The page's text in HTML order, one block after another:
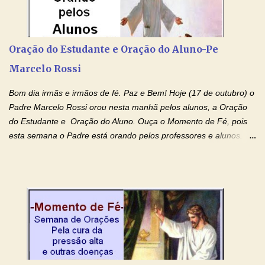
Rossi Site Padre Marcelo Rossi (para ouvir o Momento de Fé)
Tocai, Cura! E Restaura! "Jesus, no poder de Seu Nome, peço
gerações, através de todas as raízes da minha árvore
genealógica. Que o Sangue de Jesus, purificador e vivificante,
Oração do Estudante e Oração do Aluno-Pe
Marcelo Rossi
Bom dia irmãs e irmãos de fé. Paz e Bem! Hoje (17 de outubro) o
Padre Marcelo Rossi orou nesta manhã pelos alunos, a Oração
do Estudante e Oração do Aluno. Ouça o Momento de Fé, pois
esta semana o Padre está orando pelos professores e alunos.
intelectualmente e espiritualmente para o dia da prova. Confie no
amor Ágape de Jesus e no amor materno de Nossa Senhora.
Fique com a paz de Jesus e o amor de Maria! Adriana-Devoção e
Fé Oração do Estudante I Senhor, eu sou estudante, e por sinal,
inteligente. Prova isto é o fato de eu estar aqui, conversando com